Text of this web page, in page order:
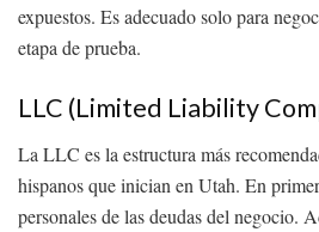
expuestos. Es adecuado solo para
etapa de prueba.
LLC (Limited Liability
La LLC es la estructura más
hispanos que inician en Utah. En
personales de las deudas del negocio.